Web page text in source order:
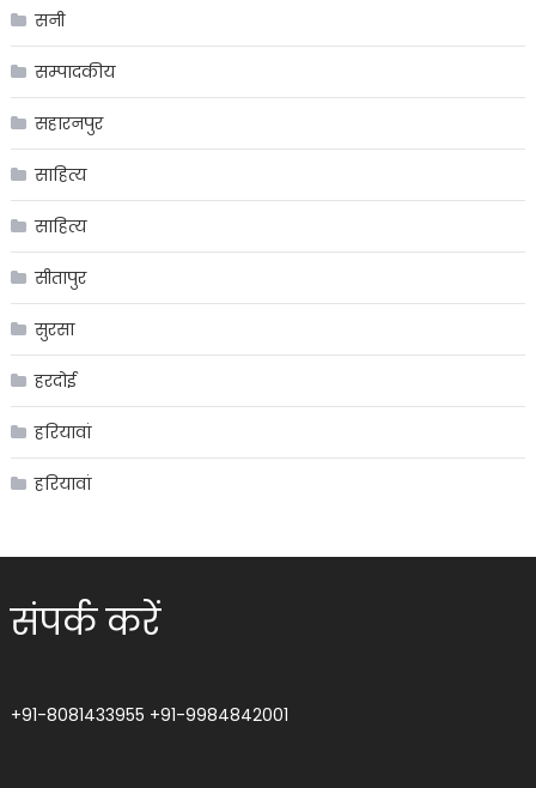
सनी
सम्पादकीय
सहारनपुर
साहित्य
साहित्य
सीतापुर
सुरसा
हरदोई
हरियावां
हरियावां
संपर्क करें
+91-8081433955 +91-9984842001